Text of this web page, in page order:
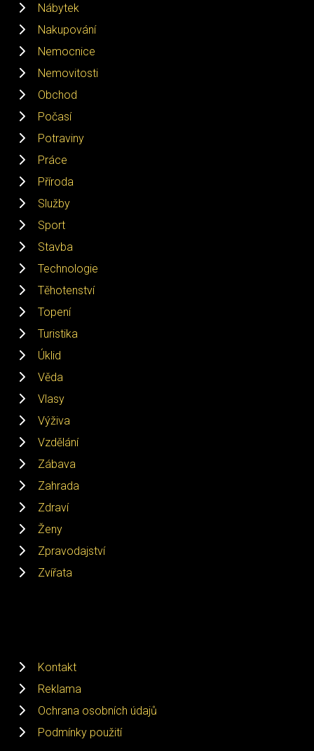
Nábytek
Nakupování
Nemocnice
Nemovitosti
Obchod
Počasí
Potraviny
Práce
Příroda
Služby
Sport
Stavba
Technologie
Těhotenství
Topení
Turistika
Úklid
Věda
Vlasy
Výživa
Vzdělání
Zábava
Zahrada
Zdraví
Ženy
Zpravodajství
Zvířata
Kontakt
Reklama
Ochrana osobních údajů
Podmínky použití